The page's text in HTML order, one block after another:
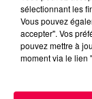
sélectionnant les
Vous pouvez
accepter". Vos
pouvez mettre à
moment via le lien